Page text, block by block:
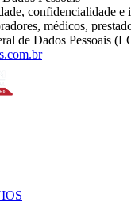
confidencialidade e
médicos,
de Dados Pessoais